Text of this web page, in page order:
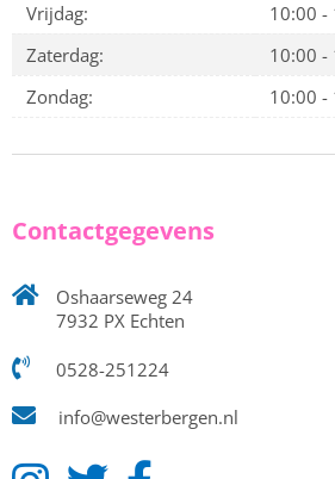
Vrijdag:
10:00 -
Zaterdag:
10:00 -
Zondag:
10:00 -
Contactgegevens
Oshaarseweg 24
7932 PX Echten
0528-251224
info@westerbergen.nl